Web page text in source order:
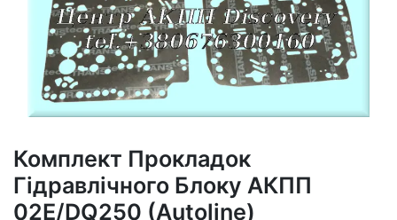
Комплект Прокладок
Гідравлічного Блоку АКПП
02E/DQ250 (Autoline)